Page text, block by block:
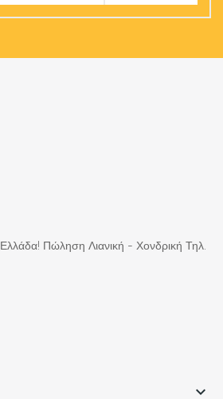
Πώληση Λιανική - Χονδρική Τηλ.
